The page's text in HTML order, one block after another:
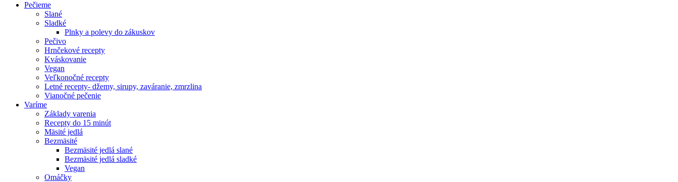
Pečieme
Slané
Sladké
Plnky a polevy do zákuskov
Pečivo
Hrnčekové recepty
Kváskovanie
Vegan
Veľkonočné recepty
Letné recepty- džemy, sirupy, zaváranie, zmrzlina
Vianočné pečenie
Varíme
Základy varenia
Recepty do 15 minút
Mäsité jedlá
Bezmäsité
Bezmäsité jedlá slané
Bezmäsité jedlá sladké
Vegan
Omáčky